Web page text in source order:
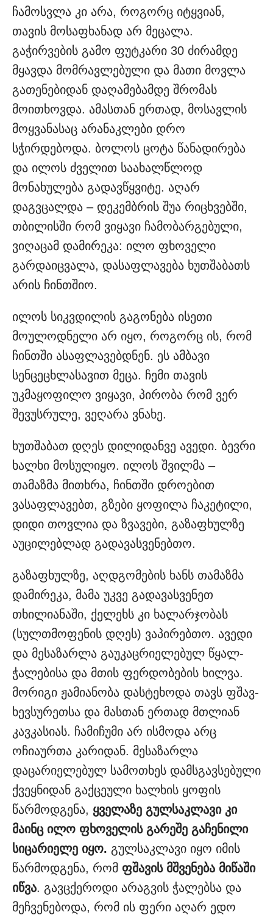
ჩამოსვლა კი არა, როგორც იტყვიან,
თავის მოსაფხანად არ მეცალა.
გაჭირვების გამო ფუტკარი 30 ძირამდე
მყავდა მომრავლებული და მათი მოვლა
გათენებიდან დაღამებამდე შრომას
მოითხოვდა. ამასთან ერთად, მოსავლის
მოყვანასაც არანაკლები დრო
სჭირდებოდა. ბოლოს ცოტა წანადირება
და ილოს ძველით საახალწლოდ
მონახულება გადავწყვიტე. აღარ
დაგვცალდა – დეკემბრის შუა რიცხვებში,
თბილისში რომ ვიყავი ჩამობარგებული,
ვიღაცამ დამირეკა: ილო ფხოველი
გარდაიცვალა, დასაფლავება ხუთშაბათს
არის ჩინთშიო.
ილოს სიკვდილის გაგონება ისეთი
მოულოდნელი არ იყო, როგორც ის, რომ
ჩინთში ასაფლავებდნენ. ეს ამბავი
სენცეცხლასავით მეცა. ჩემი თავის
უკმაყოფილო ვიყავი, პირობა რომ ვერ
შევუსრულე, ვეღარა ვნახე.
ხუთშაბათ დღეს დილიდანვე ავედი. ბევრი
ხალხი მოსულიყო. ილოს შვილმა –
თამაზმა მითხრა, ჩინთში დროებით
ვასაფლავებთ, გზები ყოფილა ჩაკეტილი,
დიდი თოვლია და ზვავები, გაზაფხულზე
აუცილებლად გადავასვენებთო.
გაზაფხულზე, აღდგომების ხანს თამაზმა
დამირეკა, მამა უკვე გადავასვენეთ
თხილიანაში, ქელეხს კი ხალარჯობას
(სულთმოფენის დღეს) ვაპირებთო. ავედი
და მესაზარლა გაუკაცრიელებულ წყალ-
ჭალებისა და მთის ფერდობების ხილვა.
მორიგი ჟამიანობა დასტეხოდა თავს ფშავ-
ხევსურეთსა და მასთან ერთად მთლიან
კავკასიას. ჩამიჩუმი არ ისმოდა არც
ოჩიაურთა კარიდან. მესაზარლა
დაცარიელებულ სამოთხეს დამსგავსებული
ქვეყნიდან გაქცეული ხალხის ყოფის
წარმოდგენა, ყველაზე გულსაკლავი კი
მაინც ილო ფხოველის გარეშე გაჩენილი
სიცარიელე იყო. გულსაკლავი იყო იმის
წარმოდგენა, რომ ფშავის მშვენება მიწაში
იწვა. გავცქეროდი არაგვის ჭალებსა და
მეჩვენებოდა, რომ ის ფერი აღარ ედო